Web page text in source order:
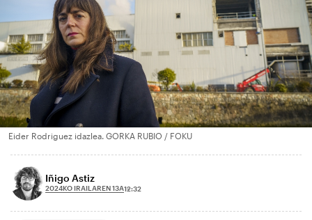
Eider Rodriguez idazlea. GORKA RUBIO / FOKU
Iñigo Astiz
2024KO IRAILAREN 13A12:32